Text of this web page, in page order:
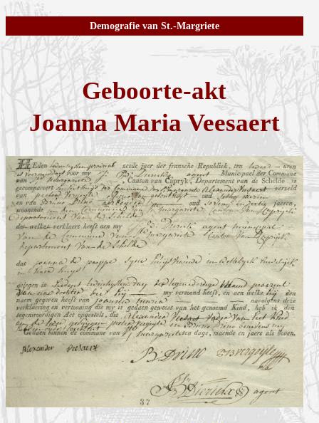
Demografie van St.-Margriete
Geboorte-akt
Joanna Maria Veesaert